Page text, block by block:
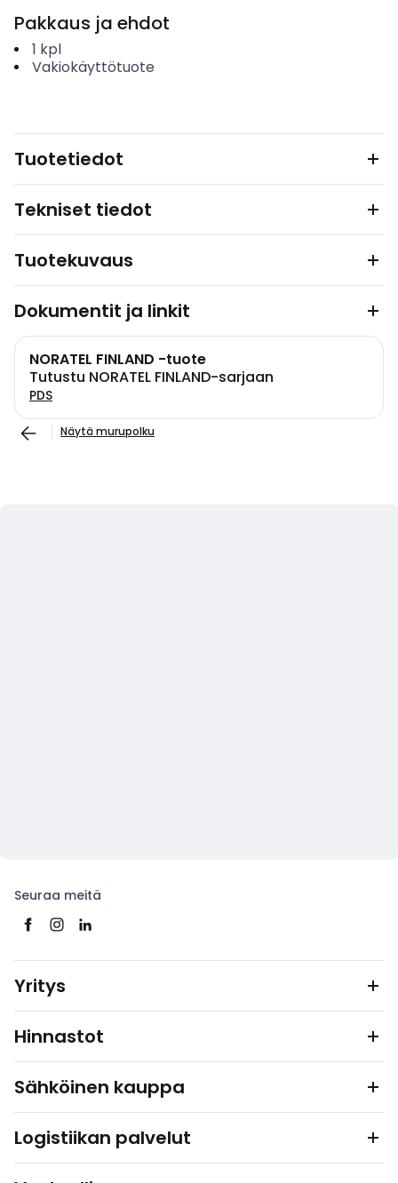
Pakkaus ja ehdot
1 kpl
Vakiokäyttötuote
Tuotetiedot
Tekniset tiedot
Tuotekuvaus
Dokumentit ja linkit
NORATEL FINLAND -tuote
Tutustu NORATEL FINLAND-sarjaan
PDS
Näytä murupolku
Seuraa meitä
Yritys
Hinnastot
Sähköinen kauppa
Logistiikan palvelut